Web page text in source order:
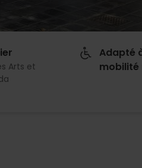
Arts et
Adapté
mobilité